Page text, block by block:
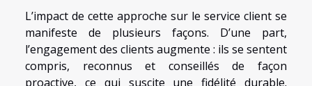
L’impact de cette approche sur le service client se
manifeste de plusieurs façons. D’une part,
l’engagement des clients augmente : ils se sentent
compris, reconnus et conseillés de façon
proactive, ce qui suscite une fidélité durable.